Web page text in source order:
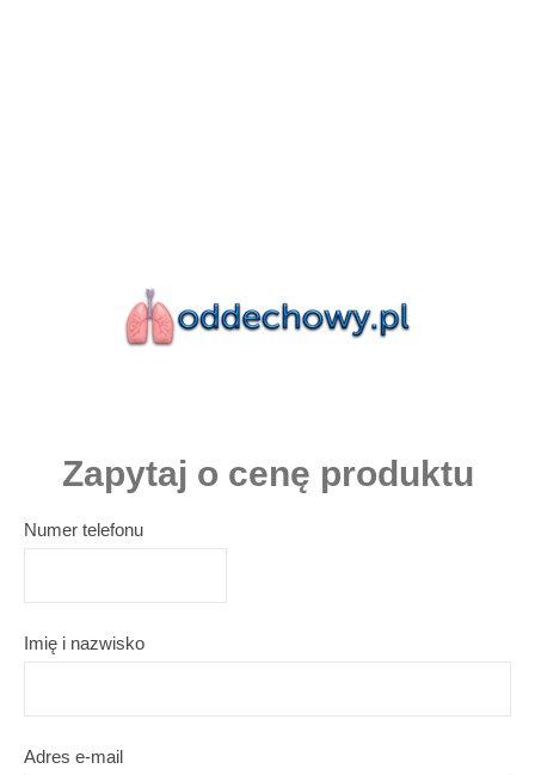
Zapytaj o cenę produktu
Numer telefonu
Imię i nazwisko
Adres e-mail